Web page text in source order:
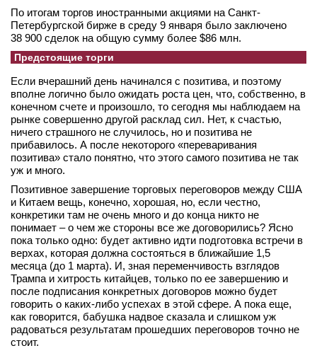
По итогам торгов иностранными акциями на Санкт-
Петербургской бирже в среду 9 января было заключено
38 900 сделок на общую сумму более $86 млн.
Предстоящие торги
Если вчерашний день начинался с позитива, и поэтому
вполне логично было ожидать роста цен, что, собственно, в
конечном счете и произошло, то сегодня мы наблюдаем на
рынке совершенно другой расклад сил. Нет, к счастью,
ничего страшного не случилось, но и позитива не
прибавилось. А после некоторого «переваривания
позитива» стало понятно, что этого самого позитива не так
уж и много.
Позитивное завершение торговых переговоров между США
и Китаем вещь, конечно, хорошая, но, если честно,
конкретики там не очень много и до конца никто не
понимает – о чем же стороны все же договорились? Ясно
пока только одно: будет активно идти подготовка встречи в
верхах, которая должна состояться в ближайшие 1,5
месяца (до 1 марта). И, зная переменчивость взглядов
Трампа и хитрость китайцев, только по ее завершению и
после подписания конкретных договоров можно будет
говорить о каких-либо успехах в этой сфере. А пока еще,
как говорится, бабушка надвое сказала и слишком уж
радоваться результатам прошедших переговоров точно не
стоит.